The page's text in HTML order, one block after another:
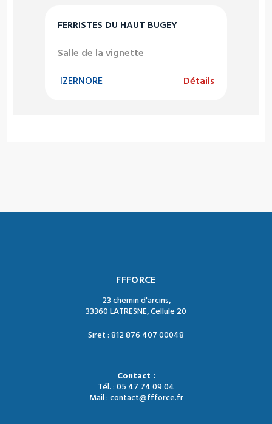
FERRISTES DU HAUT BUGEY
Salle de la vignette
IZERNORE Détails
FFFORCE
23 chemin d'arcins,
33360 LATRESNE, Cellule 20
Siret : 812 876 407 00048
Contact :
Tél. : 05 47 74 09 04
Mail : contact@ffforce.fr